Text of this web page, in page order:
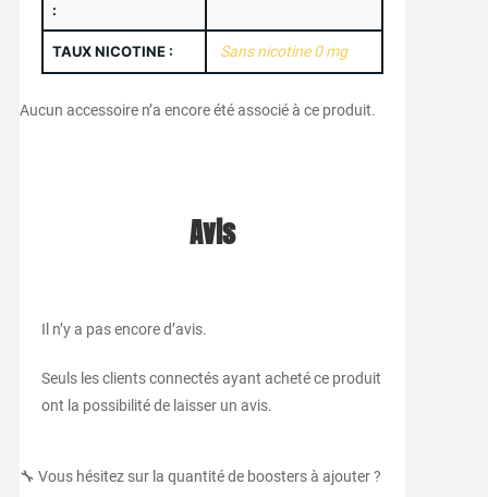
:
TAUX NICOTINE : Sans nicotine 0 mg
Aucun accessoire n’a encore été associé à ce produit.
Avis
Il n’y a pas encore d’avis.
Seuls les clients connectés ayant acheté ce produit
ont la possibilité de laisser un avis.
🔧 Vous hésitez sur la quantité de boosters à ajouter ?